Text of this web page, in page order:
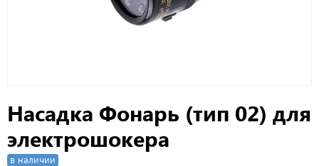
Насадка Фонарь (тип 02) для
электрошокера
в наличии